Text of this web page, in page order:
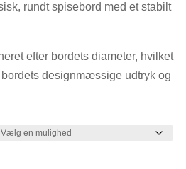
rundt spisebord med et stabilt
efter bordets diameter, hvilket
designmæssige udtryk og